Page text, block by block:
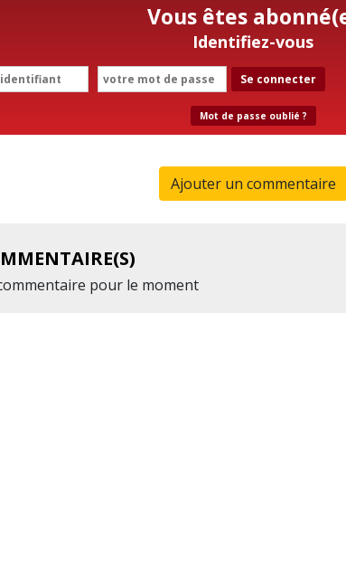
Vous êtes
Identifiez-vous
Se connecter
Mot de passe oublié ?
Ajouter un commentaire
pour le moment